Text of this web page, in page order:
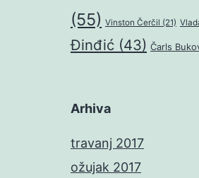
(55) Vinston Čerčil (21)
Đinđić (43) Čarls
Arhiva
travanj 2017
ožujak 2017